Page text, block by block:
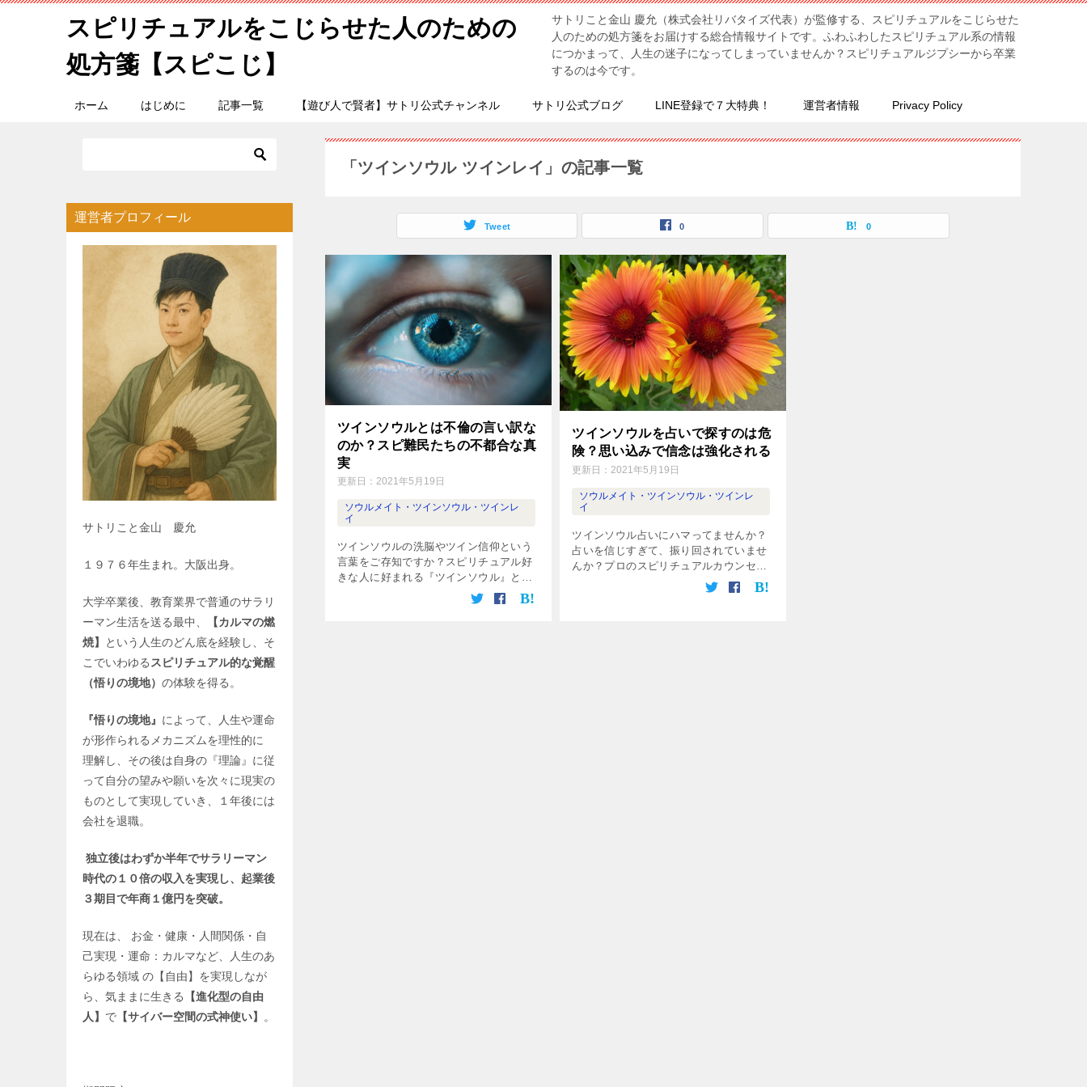
スピリチュアルをこじらせた人のための
処方箋【スピこじ】
サトリこと金山 慶允（株式会社リバタイズ代表）が監修する、スピリチュアルをこじらせた
人のための処方箋をお届けする総合情報サイトです。ふわふわしたスピリチュアル系の情報
につかまって、人生の迷子になってしまっていませんか？スピリチュアルジプシーから卒業
するのは今です。
ホーム はじめに 記事一覧 【遊び人で賢者】サトリ公式チャンネル サトリ公式ブログ LINE登録で７大特典！ 運営者情報 Privacy Policy
「ツインソウル ツインレイ」の記事一覧
Tweet 0 0
ツインソウルとは不倫の言い訳な
のか？スピ難民たちの不都合な真
実
更新日： 2021年5月19日
ソウルメイト・ツインソウル・ツインレ
イ
ツインソウルの洗脳やツイン信仰という
言葉をご存知ですか？スピリチュアル好
きな人に好まれる『ツインソウル』とい
う言葉ですが、調べていくと、いろいろ
と怖い事実が発覚しました。あなたは大
ツインソウルを占いで探すのは危
険？思い込みで信念は強化される
更新日：2021年5月19日
ソウルメイト・ツインソウル・ツインレ
イ
ツインソウル占いにハマってませんか？
占いを信じすぎて、振り回されていませ
んか？プロのスピリチュアルカウンセラ
ーの視点から、ツインソウルやツインレ
イなどを占いで診断してもらうことの危
運営者プロフィール
サトリこと金山 慶允
１９７６年生まれ。大阪出身。
大学卒業後、教育業界で普通のサラリ
ーマン生活を送る最中、
【カルマの燃
焼】
という人生のどん底を経験し、そ
こでいわゆる スピリチュアル的な覚醒
（悟りの境地） の体験を得る。
『悟りの境地』 によって、人生や運命
が形作られるメカニズムを理性的に
理解し、その後は自身の『理論』に従
って自分の望みや願いを次々に現実の
ものとして実現していき、１年後には
会社を退職。
独立後はわずか半年でサラリーマン
時代の１０倍の収入を実現し、起業後
３期目で年商１億円を突破。
現在は、 お金・健康・人間関係・自
己実現・運命：カルマなど、人生のあ
らゆる領域 の【自由】を実現しなが
ら、気ままに生きる
【進化型の自由
人】 で 【サイバー空間の式神使い】 。